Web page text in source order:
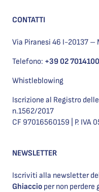
CONTATTI
Via Piranesi 46 I-20137 –
Telefono: +39 02
Whistleblowing
Iscrizione al Registro
n.1562/2017
CF 97016560159 | P. IVA
NEWSLETTER
Iscriviti alla newsletter
Ghiaccio per non